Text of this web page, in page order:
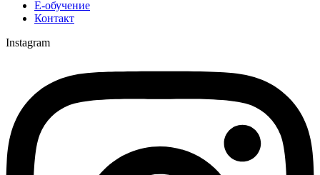
Е-обучение
Контакт
Instagram